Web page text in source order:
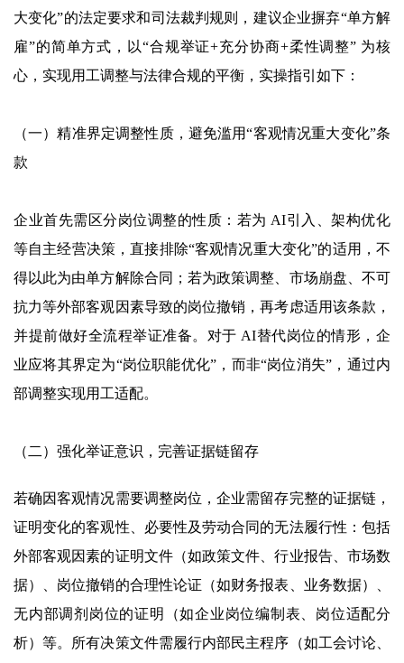
大变化”的法定要求和司法裁判规则，建议企业摒弃“单方解
雇”的简单方式，以“合规举证+充分协商+柔性调整” 为核
心，实现用工调整与法律合规的平衡，实操指引如下：
（一）精准界定调整性质，避免滥用“客观情况重大变化”条
款
企业首先需区分岗位调整的性质：若为 AI引入、架构优化
等自主经营决策，直接排除“客观情况重大变化”的适用，不
得以此为由单方解除合同；若为政策调整、市场崩盘、不可
抗力等外部客观因素导致的岗位撤销，再考虑适用该条款，
并提前做好全流程举证准备。对于 AI替代岗位的情形，企
业应将其界定为“岗位职能优化”，而非“岗位消失”，通过内
部调整实现用工适配。
（二）强化举证意识，完善证据链留存
若确因客观情况需要调整岗位，企业需留存完整的证据链，
证明变化的客观性、必要性及劳动合同的无法履行性：包括
外部客观因素的证明文件（如政策文件、行业报告、市场数
据）、岗位撤销的合理性论证（如财务报表、业务数据）、
无内部调剂岗位的证明（如企业岗位编制表、岗位适配分
析）等。所有决策文件需履行内部民主程序（如工会讨论、